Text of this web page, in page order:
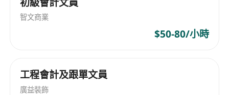
2. 行业经验
经验年限：
行业背景： 知名互联网企业财务高管”或者“企业财
香港的财税和公司法。
3. 核心能力（软实力）
智文商業
$50-80/小時
工程會計及跟單文員
廣益裝飾